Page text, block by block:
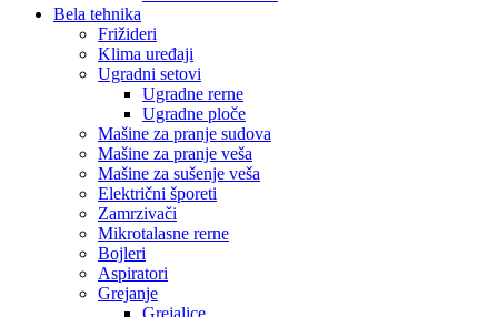
Bela tehnika
Frižideri
Klima uređaji
Ugradni setovi
Ugradne rerne
Ugradne ploče
Mašine za pranje sudova
Mašine za pranje veša
Mašine za sušenje veša
Električni šporeti
Zamrzivači
Mikrotalasne rerne
Bojleri
Aspiratori
Grejanje
Grejalice